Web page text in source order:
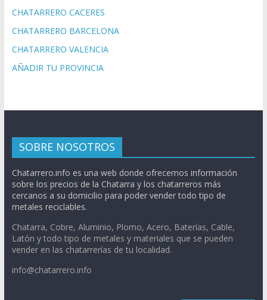
CHATARRERO CACERES
CHATARRERO BARCELONA
CHATARRERO VALENCIA
AÑADIR TU PROVINCIA
SOBRE NOSOTROS
Chatarrero.info es una web donde ofrecemos información
sobre los precios de la Chatarra y los chatarreros más
cercanos a su domicilio para poder vender todo tipo de
metales reciclables.
Chatarra, Cobre, Aluminio, Plomo, Acero, Baterías, Cable,
Latón y todo tipo de metales y materiales que se pueden
vender en las chatarrerías de tu localidad.
info@chatarrero.info